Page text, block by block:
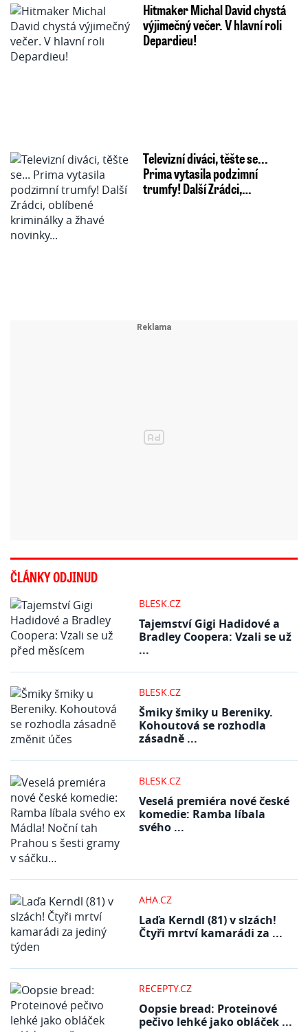
Hitmaker Michal David chystá
výjimečný večer. V hlavní roli
Depardieu!
Televizní diváci, těšte se...
Prima vytasila podzimní
trumfy! Další Zrádci,…
ČLÁNKY ODJINUD
BLESK.CZ
Tajemství Gigi Hadidové a
Bradley Coopera: Vzali se už
...
BLESK.CZ
Šmiky šmiky u Bereniky.
Kohoutová se rozhodla
zásadně ...
BLESK.CZ
Veselá premiéra nové české
komedie: Ramba líbala
svého ...
AHA.CZ
Laďa Kerndl (81) v slzách!
Čtyři mrtví kamarádi za ...
RECEPTY.CZ
Oopsie bread: Proteinové
pečivo lehké jako obláček ...